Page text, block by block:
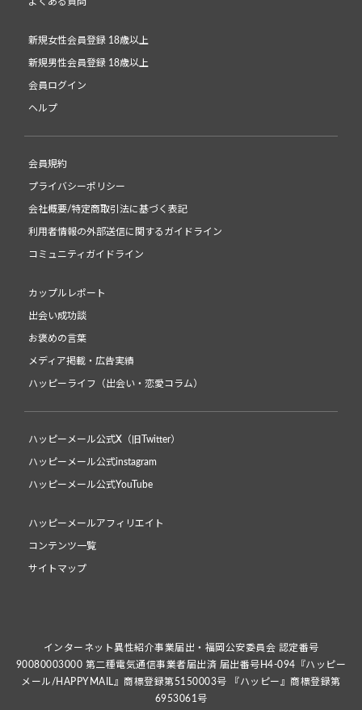
新規女性会員登録 18歳以上
新規男性会員登録 18歳以上
会員ログイン
ヘルプ
会員規約
プライバシーポリシー
会社概要/特定商取引法に基づく表記
利用者情報の外部送信に関するガイドライン
コミュニティガイドライン
カップルレポート
出会い成功談
お褒めの言葉
メディア掲載・広告実績
ハッピーライフ（出会い・恋愛コラム）
ハッピーメール公式X（旧Twitter）
ハッピーメール公式instagram
ハッピーメール公式YouTube
ハッピーメールアフィリエイト
コンテンツ一覧
サイトマップ
インターネット異性紹介事業届出・福岡公安委員会 認定番号
90080003000 第二種電気通信事業者届出済 届出番号H4-094『ハッピー
メール/HAPPYMAIL』商標登録第5150003号 『ハッピー』商標登録第
6953061号